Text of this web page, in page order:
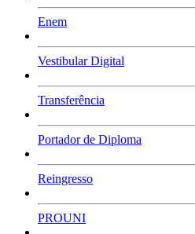
Enem
Vestibular Digital
Transferência
Portador de Diploma
Reingresso
PROUNI